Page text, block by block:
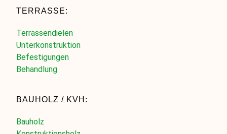
TERRASSE:
Terrassendielen
Unterkonstruktion
Befestigungen
Behandlung
BAUHOLZ / KVH:
Bauholz